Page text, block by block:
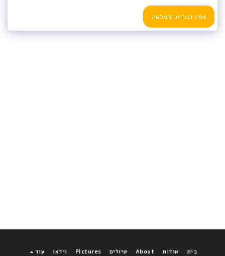
צפה בגלריה המלאה
בית אודות About טיולים Pictures וידאו עוד